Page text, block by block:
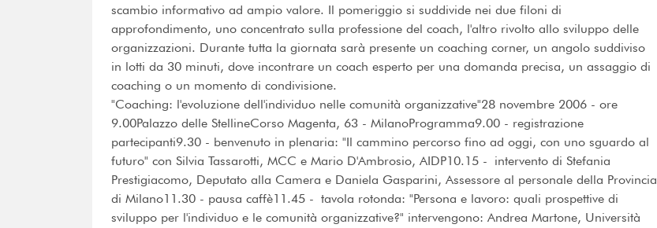
scambio informativo ad ampio valore. Il pomeriggio si suddivide nei due filoni di
approfondimento, uno concentrato sulla professione del coach, l'altro rivolto allo sviluppo delle
organizzazioni. Durante tutta la giornata sarà presente un coaching corner, un angolo suddiviso
in lotti da 30 minuti, dove incontrare un coach esperto per una domanda precisa, un assaggio di
coaching o un momento di condivisione.
"Coaching: l'evoluzione dell'individuo nelle comunità organizzative"28 novembre 2006 - ore
9.00Palazzo delle StellineCorso Magenta, 63 - MilanoProgramma9.00 - registrazione
partecipanti9.30 - benvenuto in plenaria: "Il cammino percorso fino ad oggi, con uno sguardo al
futuro" con Silvia Tassarotti, MCC e Mario D'Ambrosio, AIDP10.15 - intervento di Stefania
Prestigiacomo, Deputato alla Camera e Daniela Gasparini, Assessore al personale della Provincia
di Milano11.30 - pausa caffè11.45 - tavola rotonda: "Persona e lavoro: quali prospettive di
sviluppo per l'individuo e le comunità organizzative?" intervengono: Andrea Martone, Università